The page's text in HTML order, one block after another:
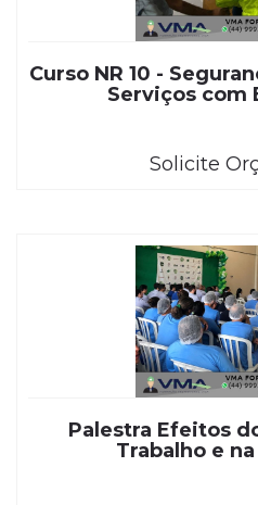
Curso NR 10 -
Serviços com
Solicite
Palestra Efeitos
Trabalho e